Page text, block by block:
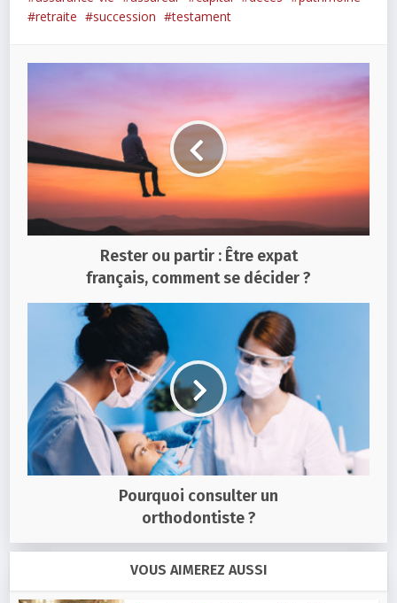
retraite
succession testament
Rester ou partir : Être expat
français, comment se décider ?
Pourquoi consulter un
orthodontiste ?
VOUS AIMEREZ AUSSI